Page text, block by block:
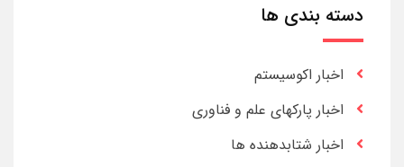
دسته بندی ها
اخبار اکوسیستم
اخبار پارکهای علم و فناوری
اخبار شتابدهنده ها